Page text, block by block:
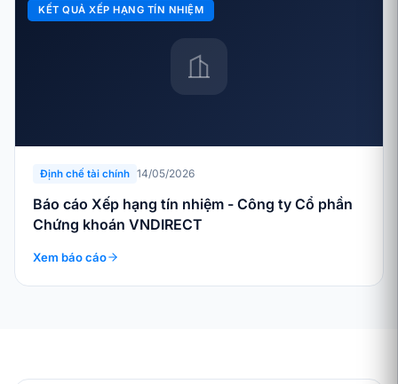
KẾT QUẢ XẾP HẠNG TÍN NHIỆM
Định chế tài chính 14/05/2026
Báo cáo Xếp hạng tín nhiệm - Công ty Cổ phần
Chứng khoán VNDIRECT
Xem báo cáo